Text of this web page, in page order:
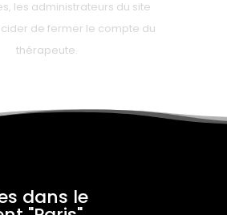
les administrateurs du site
de fermer le compte du
thérapeute.
dans le